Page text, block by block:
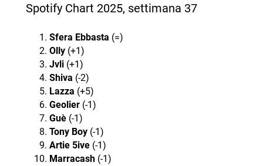
Spotify Chart 2025, settimana 37
Sfera Ebbasta (=)
Olly(+1)
Jvli (+1)
Shiva (-2)
Lazza (+5)
Geolier(-1)
Guè(-1)
Tony Boy(-1)
Artie 5ive(-1)
Marracash(-1)